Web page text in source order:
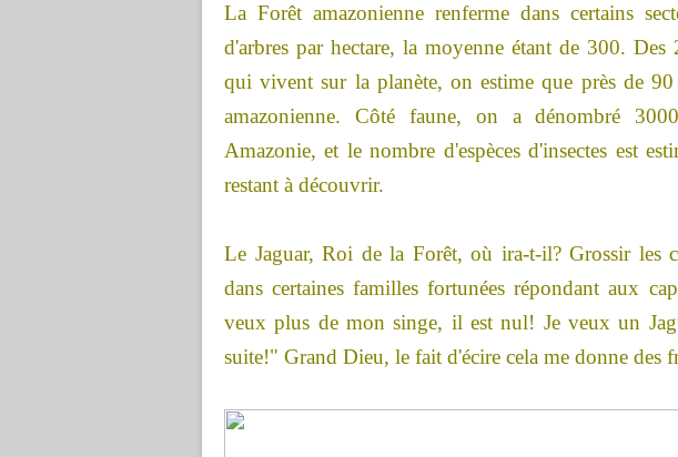
La Forêt amazonienne renferme dans certains
d'arbres par hectare, la moyenne étant de 300. Des
qui vivent sur la planète, on estime que près de
amazonienne. Côté faune, on a dénombré
Amazonie, et le nombre d'espèces d'insectes est
restant à découvrir.
Le Jaguar, Roi de la Forêt, où ira-t-il? Grossir les
dans certaines familles fortunées répondant aux
veux plus de mon singe, il est nul! Je veux un
suite!" Grand Dieu, le fait d'écire cela me donne des